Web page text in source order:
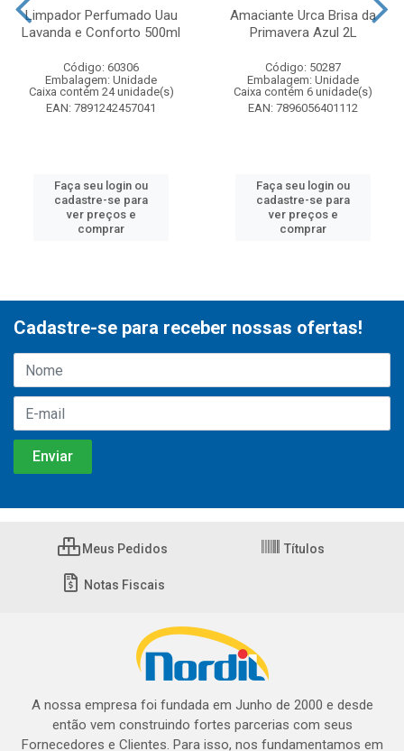
Limpador Perfumado Uau
Lavanda e Conforto 500ml
Código: 60306
Embalagem: Unidade
Caixa contém 24 unidade(s)
EAN: 7891242457041
Faça seu login ou
cadastre-se para
ver preços e
comprar
Amaciante Urca Brisa da
Primavera Azul 2L
Código: 50287
Embalagem: Unidade
Caixa contém 6 unidade(s)
EAN: 7896056401112
Faça seu login ou
cadastre-se para
ver preços e
comprar
Cadastre-se para receber nossas ofertas!
Meus Pedidos Títulos
Notas Fiscais
A nossa empresa foi fundada em Junho de 2000 e desde
então vem construindo fortes parcerias com seus
Fornecedores e Clientes. Para isso, nos fundamentamos em